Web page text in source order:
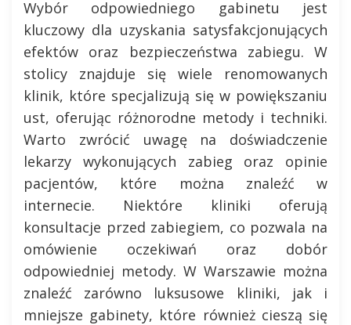
Wybór odpowiedniego gabinetu jest
kluczowy dla uzyskania satysfakcjonujących
efektów oraz bezpieczeństwa zabiegu. W
stolicy znajduje się wiele renomowanych
klinik, które specjalizują się w powiększaniu
ust, oferując różnorodne metody i techniki.
Warto zwrócić uwagę na doświadczenie
lekarzy wykonujących zabieg oraz opinie
pacjentów, które można znaleźć w
internecie. Niektóre kliniki oferują
konsultacje przed zabiegiem, co pozwala na
omówienie oczekiwań oraz dobór
odpowiedniej metody. W Warszawie można
znaleźć zarówno luksusowe kliniki, jak i
mniejsze gabinety, które również cieszą się